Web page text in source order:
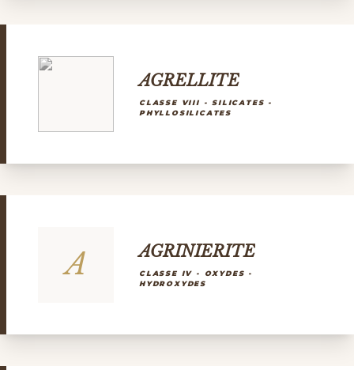
AGRELLITE
CLASSE VIII - SILICATES -
PHYLLOSILICATES
A AGRINIERITE
CLASSE IV - OXYDES -
HYDROXYDES